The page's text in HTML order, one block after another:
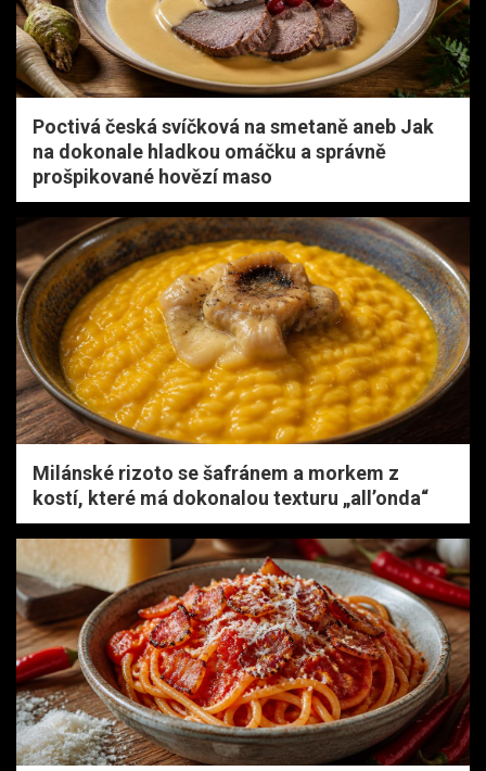
Poctivá česká svíčková na smetaně aneb Jak
na dokonale hladkou omáčku a správně
prošpikované hovězí maso
Milánské rizoto se šafránem a morkem z
kostí, které má dokonalou texturu „all’onda“